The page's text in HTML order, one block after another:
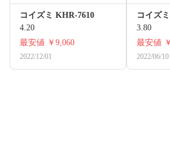
コイズミ KHR-7610
4.20
最安値 ￥9,060
2022/12/01
コイズ
3.80
最安値
2022/06/10